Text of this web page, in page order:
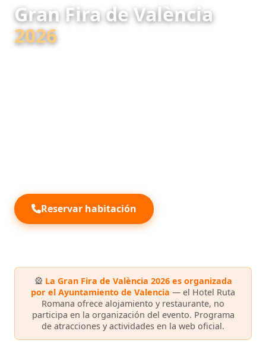
Gran Fira de València
2026
Reservar habitación
🎡 La Gran Fira de València 2026 es organizada
por el Ayuntamiento de Valencia — el Hotel Ruta
Romana ofrece alojamiento y restaurante, no
participa en la organización del evento. Programa
de atracciones y actividades en la web oficial.